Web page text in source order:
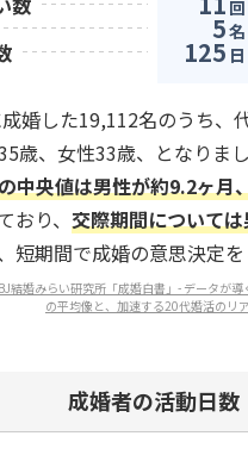
回
5名
125 日
婚した19,112名のうち、
歳、女性33歳、となりまし
中央値は男性が約9.2ヶ月
おり、 交際期間について
短期間で成婚の意思決定を
結婚みらい研究所「成婚白書」- データが導
の平均像と、加速する20代婚活のリ
成婚者の活動日数